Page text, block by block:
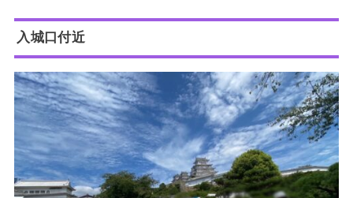
入城口付近